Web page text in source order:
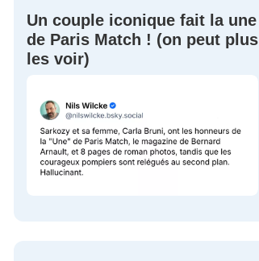
Un couple iconique fait la une
de Paris Match ! (on peut plus
les voir)
PSEUDO
?
Ma propre
sélection